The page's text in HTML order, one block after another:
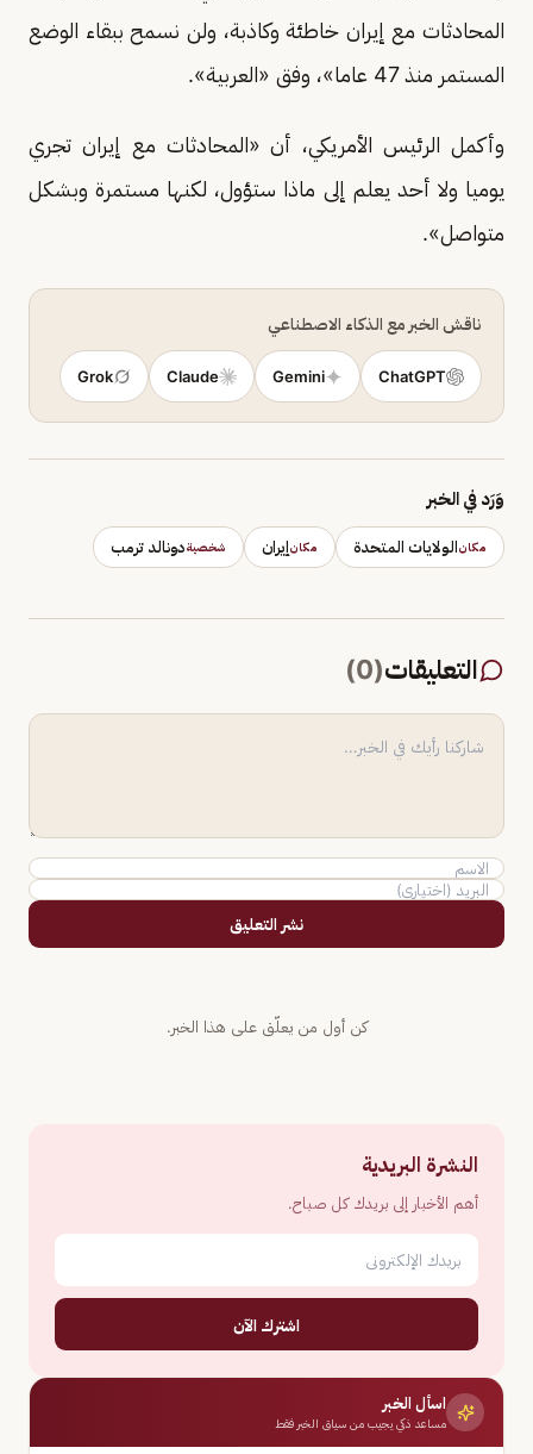
المحادثات مع إيران خاطئة وكاذبة، ولن نسمح ببقاء الوضع
المستمر منذ 47 عاما»، وفق «العربية».
وأكمل الرئيس الأمريكي، أن «المحادثات مع إيران تجري
يوميا ولا أحد يعلم إلى ماذا ستؤول، لكنها مستمرة وبشكل
متواصل».
ناقش الخبر مع الذكاء الاصطناعي
ChatGPT
Gemini
Claude
Grok
وَرَد في الخبر
مكانالولايات المتحدة مكانإيران شخصيةدونالد ترمب
التعليقات(
0
)
نشر التعليق
كن أول من يعلّق على هذا الخبر.
النشرة البريدية
أهم الأخبار إلى بريدك كل صباح.
اشترك الآن
اسأل الخبر
مساعد ذكي يجيب من سياق الخبر فقط